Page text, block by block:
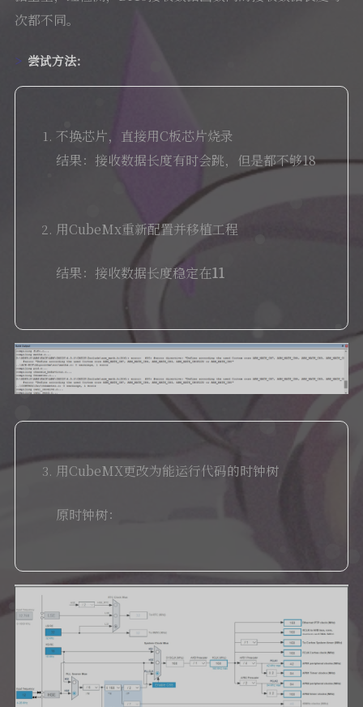
次都不同。
尝试方法：
不换芯片，直接用C板芯片烧录
结果：接收数据长度有时会跳，但是都不够18
用CubeMx重新配置并移植工程
结果：接收数据长度稳定在11
用CubeMX更改为能运行代码的时钟树
原时钟树：